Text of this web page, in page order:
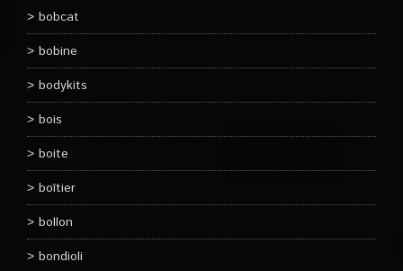
bobcat
bobine
bodykits
bois
boite
boîtier
bollon
bondioli